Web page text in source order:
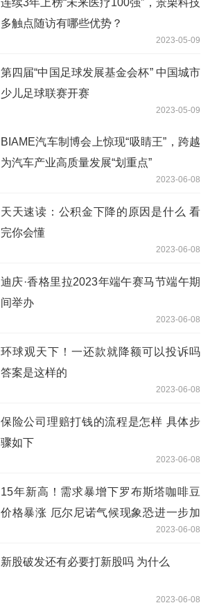
多触点随访有哪些优势？
2023-05-09
第四届“中国足球发展基金会杯” 中国城市
少儿足球联赛开赛
2023-05-09
BIAME汽车制博会上惊现“吸睛王”，跨越
为汽车产业高质量发展“划重点”
2023-06-08
天天速读：公积金下降的原因是什么 看
完你会懂
2023-06-08
迪庆·香格里拉2023年端午赛马节端午期
间举办
2023-06-08
环球观天下！一还款就降额可以投诉吗
答案是这样的
2023-06-08
保险公司理赔打钱的流程是怎样 具体步
骤如下
2023-06-08
15年新高！需求暴增下罗布斯塔咖啡豆
价格暴涨 厄尔尼诺气候现象恐进一步加
2023-06-08
新股破发还有必要打新股吗 为什么
2023-06-08